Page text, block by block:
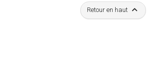
Retour en haut 